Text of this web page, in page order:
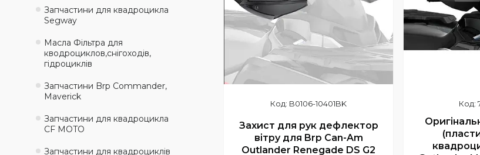
B0106-10401BK
Захист для рук дефлектор
вітру для Brp Can-Am
Outlander Renegade DS G2
Запчастини для квадроцикла
Segway
Масла Фільтра для
кводроциклов,снігоходів,
гідроциклів
Запчастини Brp Commander,
Maverick
Запчастини для квадроцикла
CF MOTO
Запчастини для квадроциклів